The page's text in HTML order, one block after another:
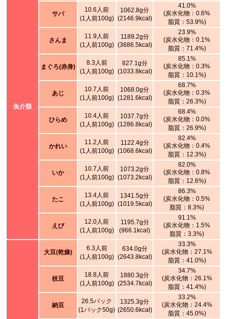
魚介類
サバ
10.6人前
(1人前100g)
1062.8g分
(2146.9kcal)
41.0%
(炭水化物：0.6%
脂質：53.9%)
さんま
11.9人前
(1人前100g)
1189.2g分
(3686.5kcal)
23.9%
(炭水化物：0.1%
脂質：71.4%)
まぐろ(赤身)
8.3人前
(1人前100g)
827.1g分
(1033.8kcal)
85.1%
(炭水化物：0.3%
脂質：10.1%)
あじ
10.7人前
(1人前100g)
1068.0g分
(1281.6kcal)
68.7%
(炭水化物：0.3%
脂質：26.3%)
ひらめ
10.4人前
(1人前100g)
1037.7g分
(1286.8kcal)
68.4%
(炭水化物：0.0%
脂質：26.9%)
かれい
11.2人前
(1人前100g)
1122.4g分
(1068.6kcal)
82.4%
(炭水化物：0.4%
脂質：12.3%)
いか
10.7人前
(1人前100g)
1073.2g分
(1073.2kcal)
82.0%
(炭水化物：0.8%
脂質：12.6%)
たこ
13.4人前
(1人前100g)
1341.5g分
(1019.5kcal)
86.3%
(炭水化物：0.5%
脂質：8.3%)
えび
12.0人前
(1人前100g)
1195.7g分
(966.1kcal)
91.1%
(炭水化物：1.5%
脂質：3.3%)
大豆(乾燥)
6.3人前
(1人前100g)
634.0g分
(2643.8kcal)
33.3%
(炭水化物：27.1%
脂質：41.0%)
枝豆
18.8人前
(1人前100g)
1880.3g分
(2534.7kcal)
34.7%
(炭水化物：26.1%
脂質：41.4%)
納豆
26.5パック
(1パック50g)
1325.3g分
(2650.6kcal)
33.2%
(炭水化物：24.4%
脂質：45.0%)